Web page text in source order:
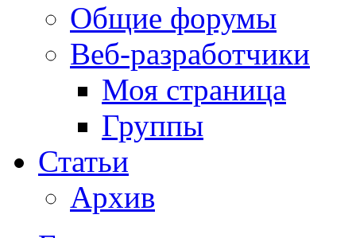
Общие форумы
Веб-разработчики
Моя страница
Группы
Статьи
Архив